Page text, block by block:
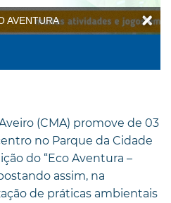
AVENTURA
(CMA) promove de 03
no Parque da Cidade
do “Eco Aventura –
assim, na
de práticas ambientais